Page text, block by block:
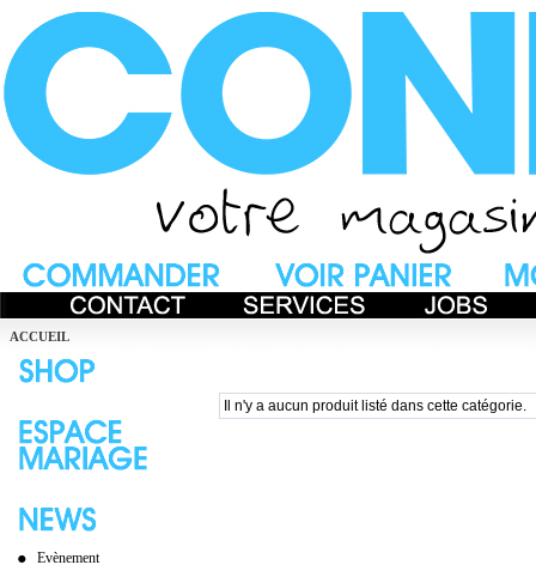
ACCUEIL
Evènement
Il n'y a aucun produit listé dans cette catégorie.